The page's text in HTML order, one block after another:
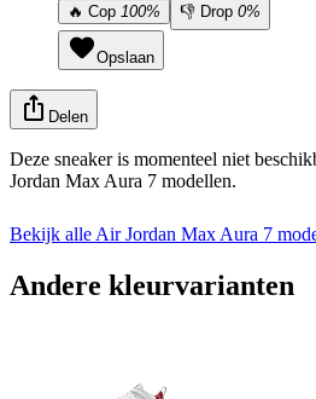
🔥 Cop 100% 👎 Drop 0%
Opslaan
Delen
Deze sneaker is momenteel niet
Jordan Max Aura 7 modellen.
Bekijk alle Air Jordan Max Aura 7
Andere kleurvarianten